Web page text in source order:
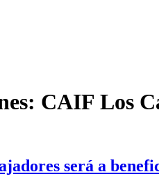
CAIF Los
será a